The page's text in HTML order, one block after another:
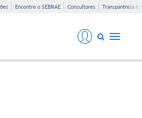
Encontre o SEBRAE Consultores Transparência e
Toggle